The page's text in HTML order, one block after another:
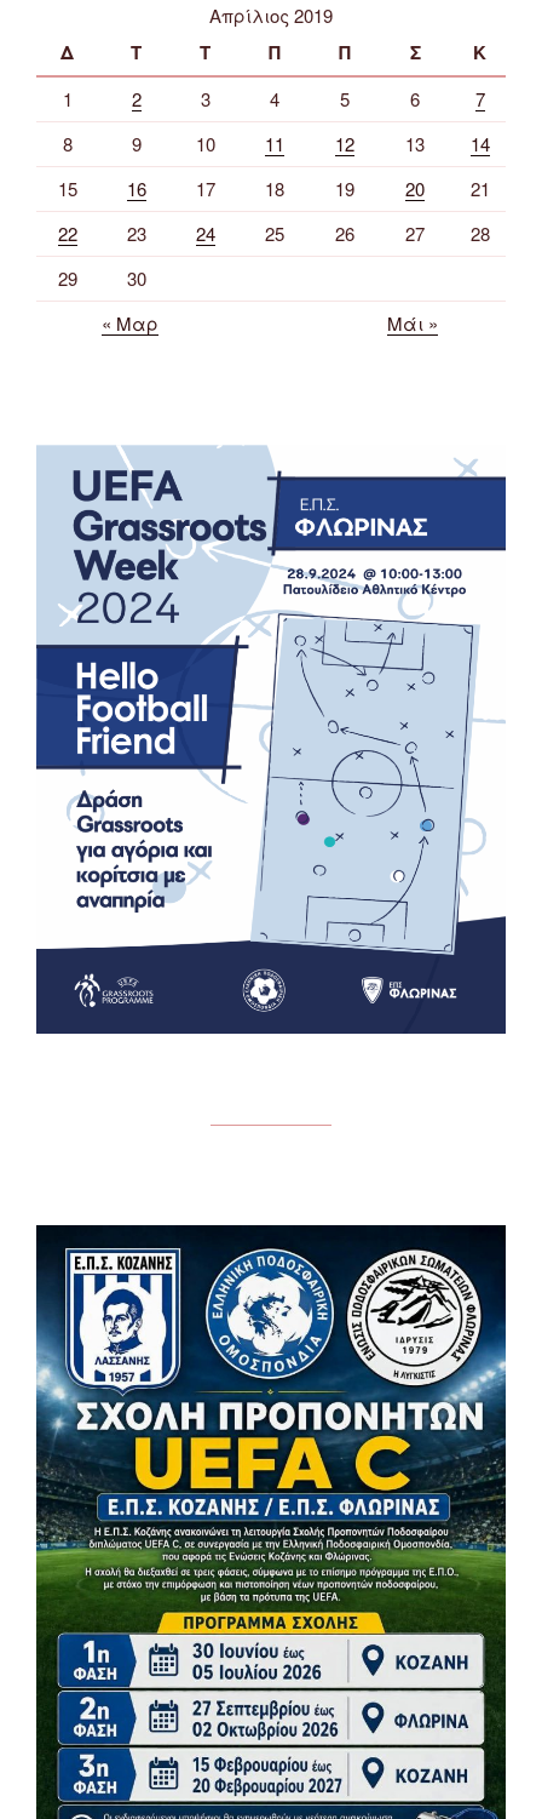
Απρίλιος 2019
Δ Τ Τ Π Π Σ Κ
1 2 3 4 5 6
7
8
9 10 11 12 13
14
15
16 17 18 19 20
21
22
23 24 25 26 27
28
29
30
« Μαρ
Μάι »